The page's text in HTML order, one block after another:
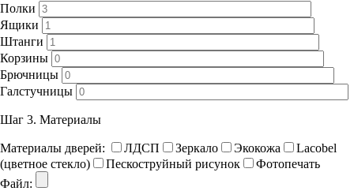
Полки
Ящики
Штанги
Корзины
Брючницы
Галстучницы
Шаг 3. Материалы
Материалы дверей: ЛДСП Зеркало Экокожа
Lacobel
(цветное стекло)
Пескоструйный рисунок
Фотопечать
Файл: